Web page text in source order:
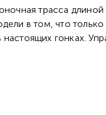
трасса
в том, что
гонках.